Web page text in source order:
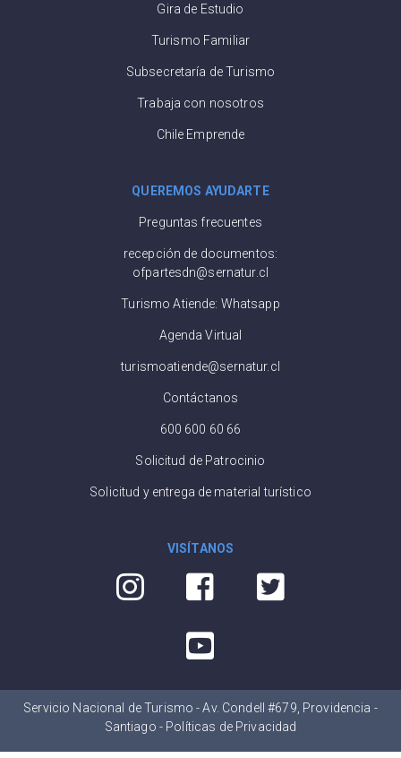
Gira de Estudio
Turismo Familiar
Subsecretaría de Turismo
Trabaja con nosotros
Chile Emprende
QUEREMOS AYUDARTE
Preguntas frecuentes
recepción de documentos:
ofpartesdn@sernatur.cl
Turismo Atiende: Whatsapp
Agenda Virtual
turismoatiende@sernatur.cl
Contáctanos
600 600 60 66
Solicitud de Patrocinio
Solicitud y entrega de material turístico
VISÍTANOS
Servicio Nacional de Turismo - Av. Condell #679, Providencia -
Santiago - Políticas de Privacidad